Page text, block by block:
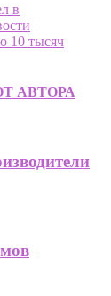
в
10 тысяч
АВТОРА